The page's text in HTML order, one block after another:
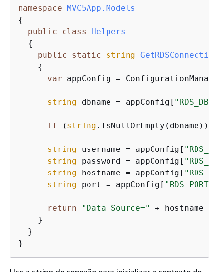
namespace MVC5App.Models
{
public
class
Helpers
{
public
static string
{
var appConfig =
string dbname = appConfig[
if ( string .IsNullOrEmpty(dbname))
string username = appConfig[
string password = appConfig[
string hostname = appConfig[
string port = appConfig[ "RDS_PORT"
return "Data Source=" + hostname +
    }
  }
}